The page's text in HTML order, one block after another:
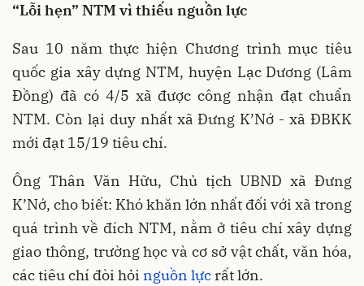
“Lỗi hẹn” NTM vì thiếu nguồn lực
Sau 10 năm thực hiện Chương trình mục tiêu
quốc gia xây dựng NTM, huyện Lạc Dương (Lâm
Đồng) đã có 4/5 xã được công nhận đạt chuẩn
NTM. Còn lại duy nhất xã Đưng K’Nớ - xã ĐBKK
mới đạt 15/19 tiêu chí.
Ông Thân Văn Hữu, Chủ tịch UBND xã Đưng
K’Nớ, cho biết: Khó khăn lớn nhất đối với xã trong
quá trình về đích NTM, nằm ở tiêu chí xây dựng
giao thông, trường học và cơ sở vật chất, văn hóa,
các tiêu chí đòi hỏi nguồn lực rất lớn.